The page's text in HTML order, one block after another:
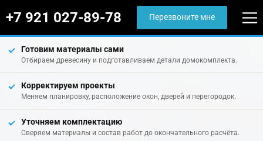
+7 921 027-89-78 Перезвоните мне
Готовим материалы сами
Отбираем древесину и подготавливаем детали домокомплекта.
Корректируем проекты
Меняем планировку, расположение окон, дверей и перегородок.
Уточняем комплектацию
Сверяем материалы и состав работ до окончательного расчёта.